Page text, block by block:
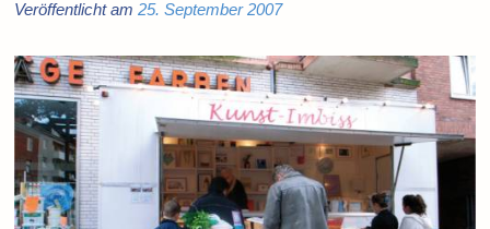
Veröffentlicht am25. September 2007